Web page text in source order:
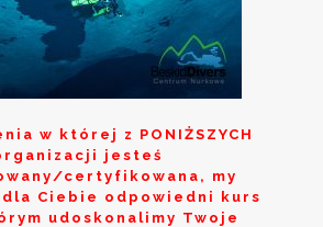
w której z PONIŻSZYCH
jesteś
certyfikowana, my
dla Ciebie odpowiedni kurs
udoskonalimy Twoje